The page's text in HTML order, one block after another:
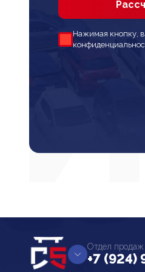
Нажимая кнопку,
Отдел продаж
+7